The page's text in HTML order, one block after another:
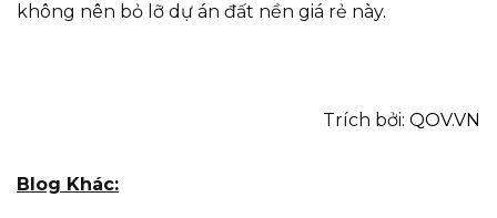
không nên bỏ lỡ dự án đất nền giá rẻ này.
Trích bởi: QOV.VN
Blog Khác: